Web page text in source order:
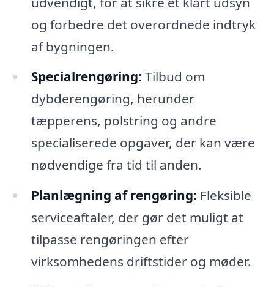
og forbedre det overordnede indtryk
af bygningen.
Specialrengøring: Tilbud om
dybderengøring, herunder
tæpperens, polstring og andre
specialiserede opgaver, der kan være
nødvendige fra tid til anden.
Planlægning af rengøring: Fleksible
serviceaftaler, der gør det muligt at
tilpasse rengøringen efter
virksomhedens driftstider og møder.